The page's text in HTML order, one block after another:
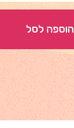
הוספה לסל